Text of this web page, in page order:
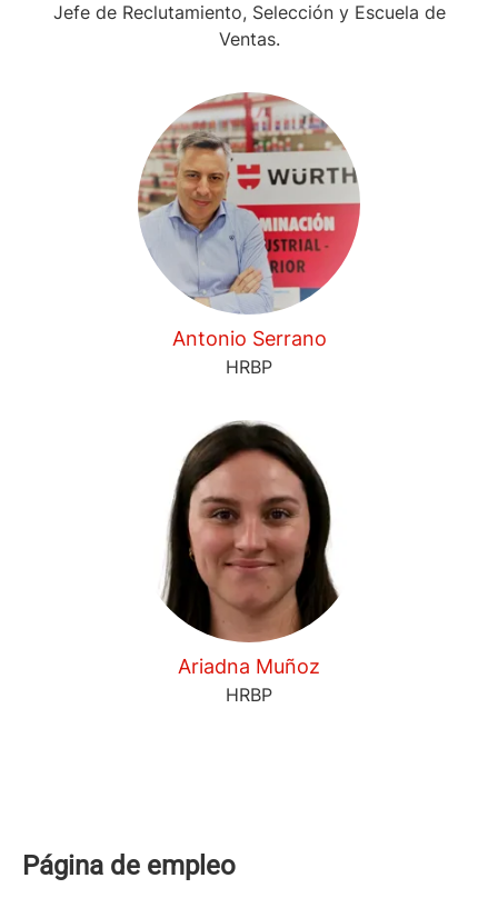
Jefe de Reclutamiento, Selección y Escuela de
Ventas.
Antonio Serrano
HRBP
Ariadna Muñoz
HRBP
Página de empleo